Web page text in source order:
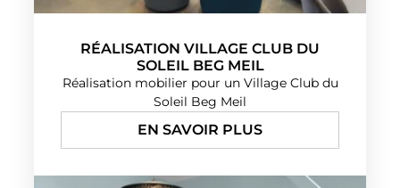
RÉALISATION VILLAGE CLUB DU
SOLEIL BEG MEIL
Réalisation mobilier pour un Village Club du
Soleil Beg Meil
EN SAVOIR PLUS